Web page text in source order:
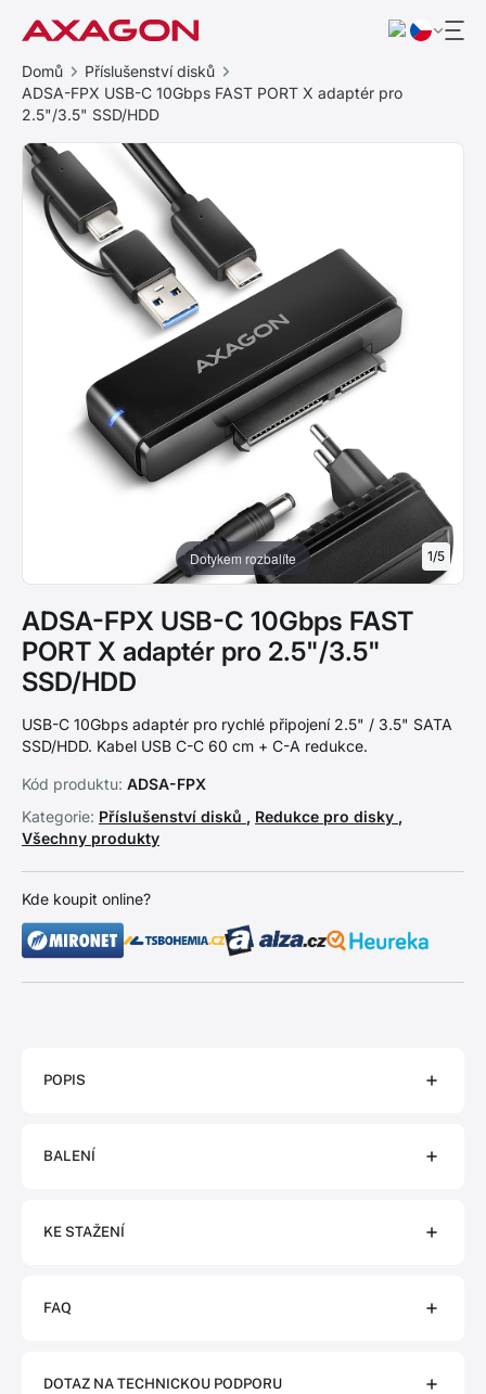
Domů
Příslušenství disků
ADSA-FPX USB-C 10Gbps FAST PORT X adaptér pro
2.5"/3.5" SSD/HDD
Dotykem rozbalíte 1/5
ADSA-FPX USB-C 10Gbps FAST
PORT X adaptér pro 2.5"/3.5"
SSD/HDD
USB-C 10Gbps adaptér pro rychlé připojení 2.5" / 3.5" SATA
SSD/HDD. Kabel USB C-C 60 cm + C-A redukce.
Kód produktu: ADSA-FPX
Kategorie: Příslušenství disků , Redukce pro disky ,
Všechny produkty
Kde koupit online?
POPIS
BALENÍ
KE STAŽENÍ
FAQ
DOTAZ NA TECHNICKOU PODPORU